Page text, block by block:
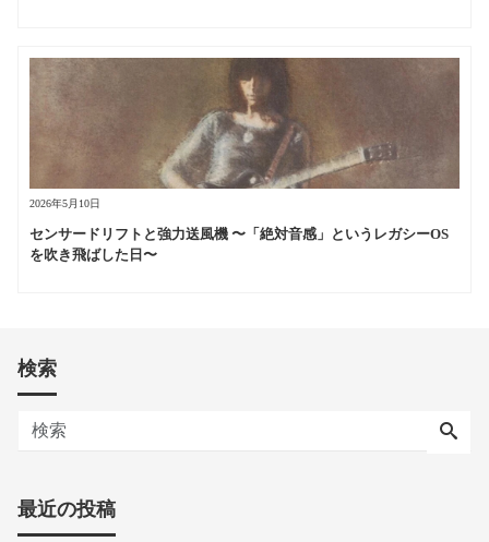
2026年5月10日
センサードリフトと強力送風機 〜「絶対音感」というレガシーOS
を吹き飛ばした日〜
検索
最近の投稿